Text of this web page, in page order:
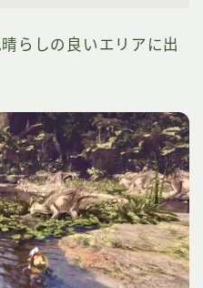
らしの良いエリアに出